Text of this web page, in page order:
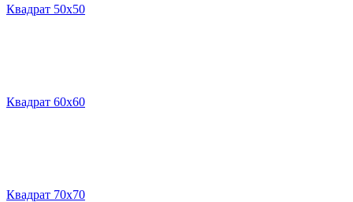
Квадрат 50х50
Квадрат 60х60
Квадрат 70х70